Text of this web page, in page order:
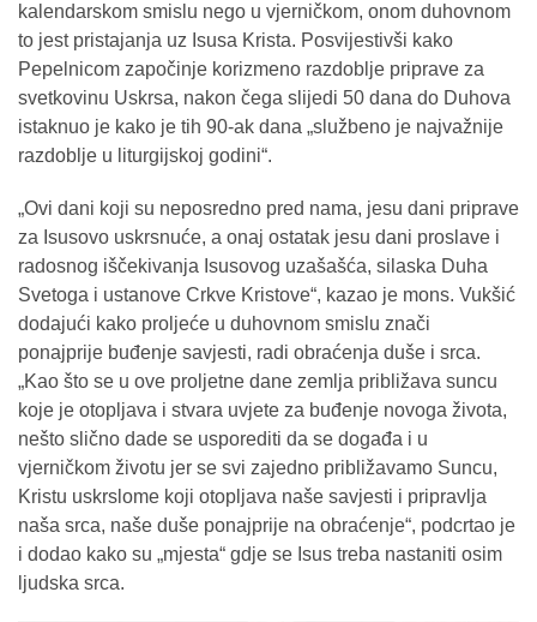
kalendarskom smislu nego u vjerničkom, onom duhovnom
to jest pristajanja uz Isusa Krista. Posvijestivši kako
Pepelnicom započinje korizmeno razdoblje priprave za
svetkovinu Uskrsa, nakon čega slijedi 50 dana do Duhova
istaknuo je kako je tih 90-ak dana „službeno je najvažnije
razdoblje u liturgijskoj godini“.
„Ovi dani koji su neposredno pred nama, jesu dani priprave
za Isusovo uskrsnuće, a onaj ostatak jesu dani proslave i
radosnog iščekivanja Isusovog uzašašća, silaska Duha
Svetoga i ustanove Crkve Kristove“, kazao je mons. Vukšić
dodajući kako proljeće u duhovnom smislu znači
ponajprije buđenje savjesti, radi obraćenja duše i srca.
„Kao što se u ove proljetne dane zemlja približava suncu
koje je otopljava i stvara uvjete za buđenje novoga života,
nešto slično dade se usporediti da se događa i u
vjerničkom životu jer se svi zajedno približavamo Suncu,
Kristu uskrslome koji otopljava naše savjesti i pripravlja
naša srca, naše duše ponajprije na obraćenje“, podcrtao je
i dodao kako su „mjesta“ gdje se Isus treba nastaniti osim
ljudska srca.